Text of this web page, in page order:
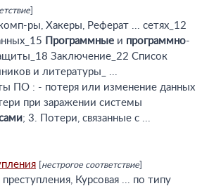
ры, Хакеры, Реферат ... сетях_12
Программные и программно-
Заключение_22 Список
и литературы_ ...
ПО : - потеря или изменение данных
при заражении системы
; 3. Потери, связанные с ...
нестрогое соответствие
преступления, Курсовая ... по типу